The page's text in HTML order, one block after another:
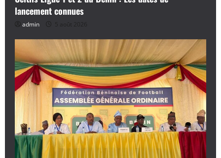
lancement connues
admin 5 août 2026